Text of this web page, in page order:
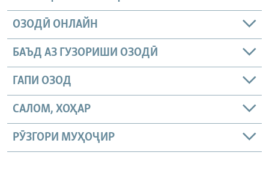
ОЗОДӢ ОНЛАЙН
БАЪД АЗ ГУЗОРИШИ ОЗОДӢ
ГАПИ ОЗОД
САЛОМ, ХОҲАР
РӮЗГОРИ МУҲОҶИР